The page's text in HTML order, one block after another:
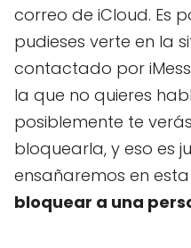
correo de iCloud. Es
pudieses verte en la
contactado por
la que no quieres
posiblemente te
bloquearla, y eso es
ensañaremos en
bloquear a una